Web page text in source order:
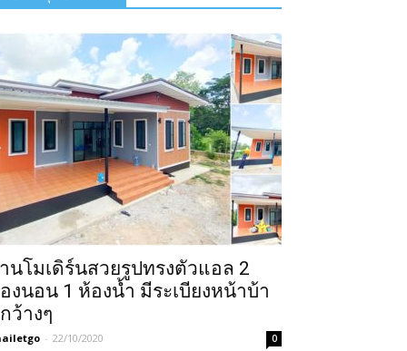
นโมเดิร์นสวยรูปทรงตัวแอล 2
งนอน 1 ห้องน้ำ มีระเบียงหน้าบ้า
ว้างๆ
- 22/10/2020 0